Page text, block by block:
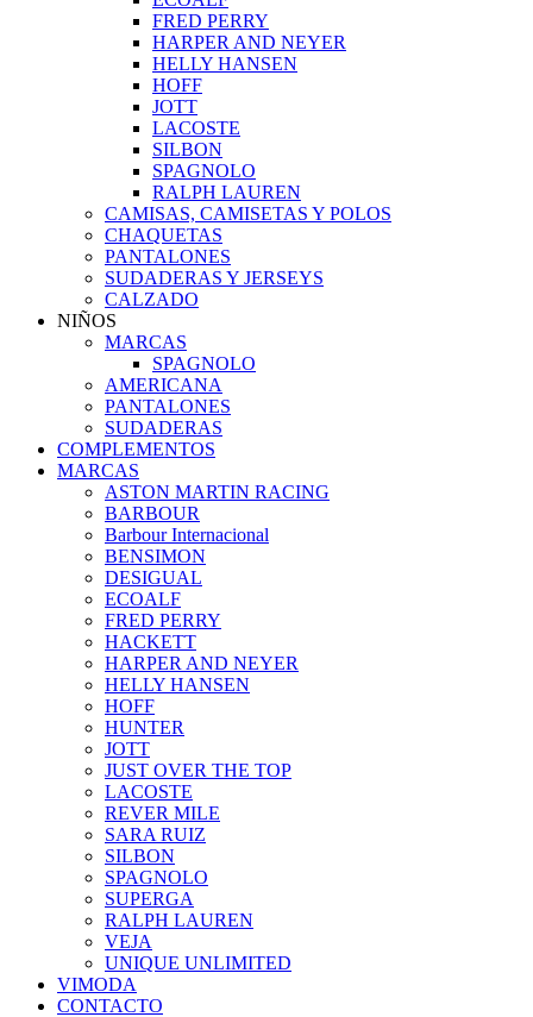
FRED PERRY
HARPER AND NEYER
HELLY HANSEN
HOFF
JOTT
LACOSTE
SILBON
SPAGNOLO
RALPH LAUREN
CAMISAS, CAMISETAS Y POLOS
CHAQUETAS
PANTALONES
SUDADERAS Y JERSEYS
CALZADO
NIÑOS
MARCAS
SPAGNOLO
AMERICANA
PANTALONES
SUDADERAS
COMPLEMENTOS
MARCAS
ASTON MARTIN RACING
BARBOUR
Barbour Internacional
BENSIMON
DESIGUAL
ECOALF
FRED PERRY
HACKETT
HARPER AND NEYER
HELLY HANSEN
HOFF
HUNTER
JOTT
JUST OVER THE TOP
LACOSTE
REVER MILE
SARA RUIZ
SILBON
SPAGNOLO
SUPERGA
RALPH LAUREN
VEJA
UNIQUE UNLIMITED
VIMODA
CONTACTO